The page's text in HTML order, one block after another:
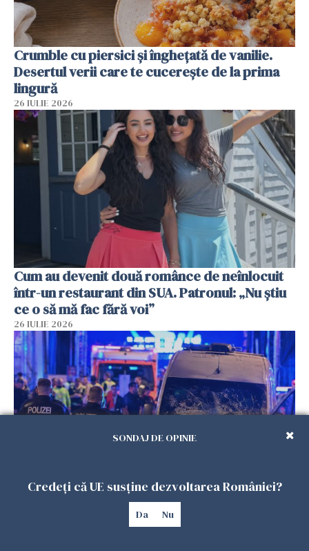
Crumble cu piersici și înghețată de vanilie.
Desertul verii care te cucerește de la prima
lingură
26 IULIE 2026
Cum au devenit două românce de neînlocuit
într-un restaurant din SUA. Patronul: „Nu știu
ce o să mă fac fără voi”
26 IULIE 2026
Teroare la Berlin, în timpul Gay Pride: o dubiță
a intrat în mulțime. Un mort și 15 răniți
SONDAJ DE OPINIE
Credeți că UE susține dezvoltarea României?
Da Nu